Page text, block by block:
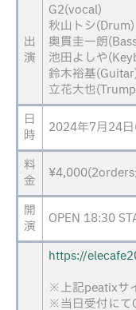
出
演
G2(vocal)
秋山トシ(Drum)
奥貫圭一朗
池田よしや
鈴木裕基
立花大也
日
時
2024年7月24
料
金
開
演
OPEN 18:30
https://
※上記peatixサ
※当日受付にて